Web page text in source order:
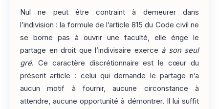
Nul ne peut être contraint à demeurer dans
l’indivision : la formule de l’article 815 du Code civil ne
se borne pas à ouvrir une faculté, elle érige le
partage en droit que l’indivisaire exerce à son seul
gré. Ce caractère discrétionnaire est le cœur du
présent article : celui qui demande le partage n’a
aucun motif à fournir, aucune circonstance à
attendre, aucune opportunité à démontrer. Il lui suffit